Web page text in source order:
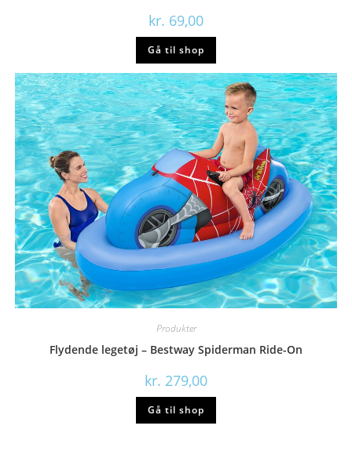
kr. 69,00
Gå til shop
Produkter
Flydende legetøj – Bestway Spiderman Ride-On
kr. 279,00
Gå til shop